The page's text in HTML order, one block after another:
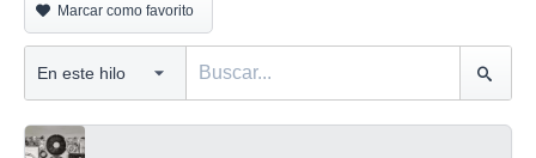
Marcar como favorito